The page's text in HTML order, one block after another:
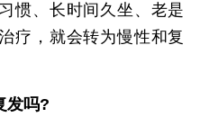
惯、长时间久坐、老是
疗，就会转为慢性和复
发吗?